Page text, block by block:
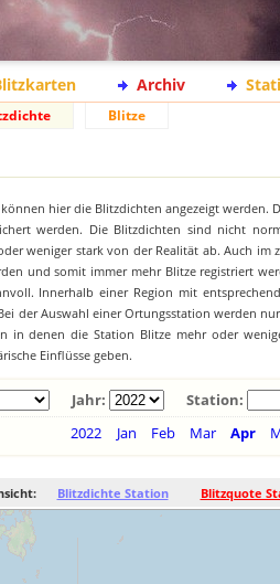
Archiv
Blitze
hier die Blitzdichten angezeigt
werden. Die Blitzdichten sind nicht
weniger stark von der Realität ab. Auch
und somit immer mehr Blitze registriert
Innerhalb einer Region mit
der Auswahl einer Ortungsstation werden
in denen die Station Blitze mehr oder
Einflüsse geben.
Jahr:
Station:
2022
Jan Feb Mar Apr
Blitzdichte Station Blitzquote